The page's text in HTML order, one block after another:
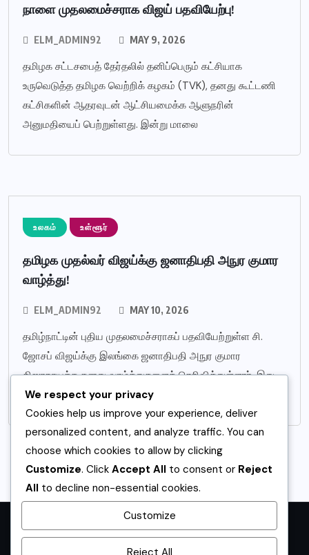
நாளை முதலமைச்சராக விஜய் பதவியேற்பு!
ELM_ADMIN92 MAY 9, 2026
தமிழக சட்டசபைத் தேர்தலில் தனிப்பெரும் கட்சியாக
உருவெடுத்த தமிழக வெற்றிக் கழகம் (TVK), தனது கூட்டணி
கட்சிகளின் ஆதரவுடன் ஆட்சியமைக்க ஆளுநரின்
அனுமதியைப் பெற்றுள்ளது. இன்று மாலை
உலகம் உள்ளூர்
தமிழக முதல்வர் விஜய்க்கு ஜனாதிபதி அநுர குமார
வாழ்த்து!
ELM_ADMIN92 MAY 10, 2026
தமிழ்நாட்டின் புதிய முதலமைச்சராகப் பதவியேற்றுள்ள சி.
ஜோசப் விஜய்க்கு இலங்கை ஜனாதிபதி அநுர குமார
திஸாநாயக்க தனது வாழ்த்துகளைத் தெரிவித்துள்ளார். இது
குறித்து அவர் தனது உத்தியோகபூர்வ
முகப்பு உள்ளூர் உலகம்
விளையாட்டு
கல்வி
We respect your privacy
Cookies help us improve your experience, deliver
personalized content, and analyze traffic. You can
choose which cookies to allow by clicking
Customize. Click Accept All to consent or Reject
All to decline non-essential cookies.
Customize
Reject All